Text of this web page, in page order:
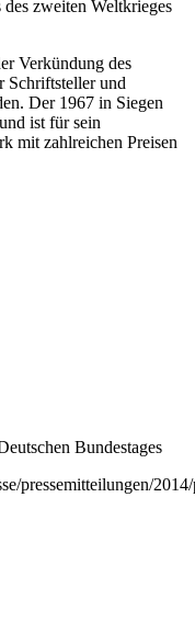
des zweiten Weltkrieges
Verkündung des
Schriftsteller und
Der 1967 in Siegen
ist für sein
mit zahlreichen Preisen
Bundestages
pressemitteilungen/